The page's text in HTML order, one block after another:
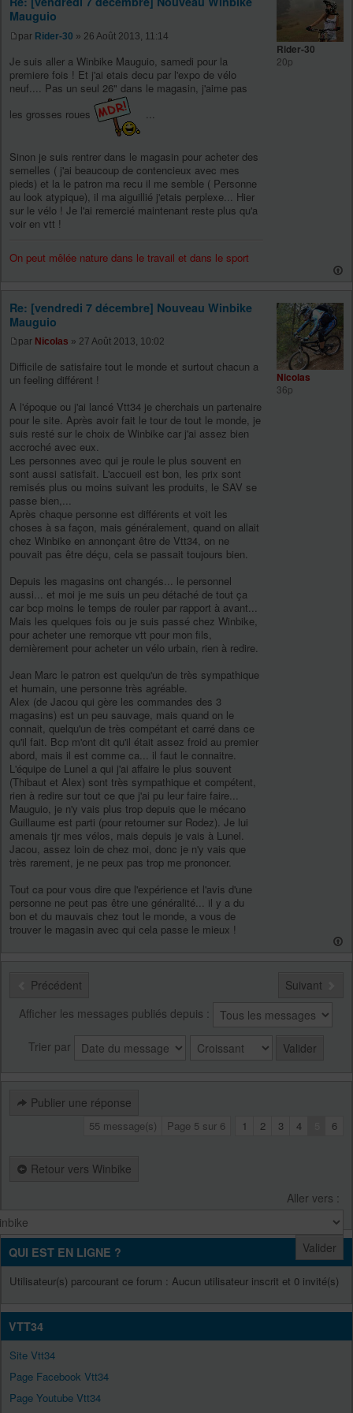
Mauguio
par Rider-30 » 26 Août 2013, 11:14
Je suis aller a Winbike Mauguio, samedi pour la
premiere fois ! Et j'ai etais decu par l'expo de vélo
neuf.... Pas un seul 26" dans le magasin, j'aime pas
les grosses roues
Sinon je suis rentrer dans le magasin pour acheter des
semelles ( j'ai beaucoup de contencieux avec mes
pieds) et la le patron ma recu il me semble ( Personne
au look atypique), il ma aiguillié j'etais perplexe... Hier
sur le vélo ! Je l'ai remercié maintenant reste plus qu'a
voir en vtt !
On peut mêlée nature dans le travail et dans le sport
Rider-30
20p
Re: [vendredi 7 décembre] Nouveau Winbike
Mauguio
par Nicolas » 27 Août 2013, 10:02
Difficile de satisfaire tout le monde et surtout chacun a
un feeling différent !
A l'époque ou j'ai lancé Vtt34 je cherchais un partenaire
pour le site. Après avoir fait le tour de tout le monde, je
suis resté sur le choix de Winbike car j'ai assez bien
accroché avec eux.
Les personnes avec qui je roule le plus souvent en
sont aussi satisfait. L'accueil est bon, les prix sont
remisés plus ou moins suivant les produits, le SAV se
passe bien,...
Après chaque personne est différents et voit les
choses à sa façon, mais généralement, quand on allait
chez Winbike en annonçant être de Vtt34, on ne
pouvait pas être déçu, cela se passait toujours bien.
Depuis les magasins ont changés... le personnel
aussi... et moi je me suis un peu détaché de tout ça
car bcp moins le temps de rouler par rapport à avant...
Mais les quelques fois ou je suis passé chez Winbike,
pour acheter une remorque vtt pour mon fils,
dernièrement pour acheter un vélo urbain, rien à redire.
Jean Marc le patron est quelqu'un de très sympathique
et humain, une personne très agréable.
Alex (de Jacou qui gère les commandes des 3
magasins) est un peu sauvage, mais quand on le
connait, quelqu'un de très compétant et carré dans ce
qu'il fait. Bcp m'ont dit qu'il était assez froid au premier
abord, mais il est comme ca... il faut le connaitre.
L'équipe de Lunel a qui j'ai affaire le plus souvent
(Thibaut et Alex) sont très sympathique et compétent,
rien à redire sur tout ce que j'ai pu leur faire faire...
Mauguio, je n'y vais plus trop depuis que le mécano
Guillaume est parti (pour retourner sur Rodez). Je lui
amenais tjr mes vélos, mais depuis je vais à Lunel.
Jacou, assez loin de chez moi, donc je n'y vais que
très rarement, je ne peux pas trop me prononcer.
Tout ca pour vous dire que l'expérience et l'avis d'une
personne ne peut pas être une généralité... il y a du
bon et du mauvais chez tout le monde, a vous de
trouver le magasin avec qui cela passe le mieux !
Nicolas
36p
Précédent
Suivant
Afficher les messages publiés depuis :
Trier par
Publier une réponse
55 message(s) Page 5 sur 6 1 2 3 4 6
Retour vers Winbike
Aller vers :
QUI EST EN LIGNE ?
Utilisateur(s) parcourant ce forum : Aucun utilisateur inscrit et 0 invité(s)
VTT34
Site Vtt34
Page Facebook Vtt34
Page Youtube Vtt34